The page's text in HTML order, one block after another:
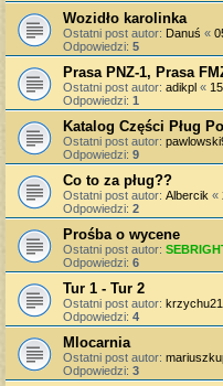
Wozidło karolinka
Ostatni post autor: Danuś «
Odpowiedzi: 5
Prasa PNZ-1, Prasa
Ostatni post autor: adikpl «
Odpowiedzi: 1
Katalog Części Pług
Ostatni post autor:
Odpowiedzi: 9
Co to za pług??
Ostatni post autor: Albercik «
Odpowiedzi: 2
Prośba o wycene
Ostatni post autor:
Odpowiedzi: 6
Tur 1 - Tur 2
Ostatni post autor: krzychu21
Odpowiedzi: 4
Mlocarnia
Ostatni post autor:
Odpowiedzi: 3